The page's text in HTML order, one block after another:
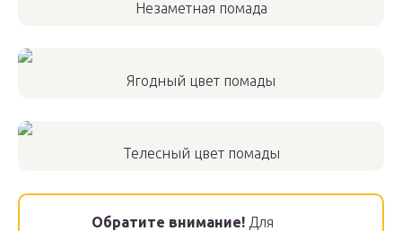
Незаметная помада
Ягодный цвет помады
Телесный цвет помады
Обратите внимание! Для